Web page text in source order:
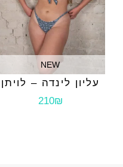
NEW
עליון לינדה – לויתן
210₪